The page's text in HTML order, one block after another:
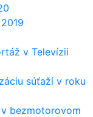
v Televízii
súťaží v roku
v bezmotorovom